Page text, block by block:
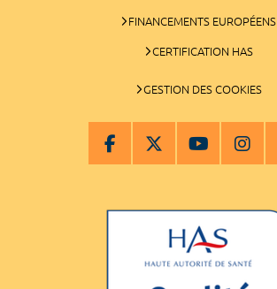
FINANCEMENTS EUROPÉENS
CERTIFICATION HAS
GESTION DES COOKIES